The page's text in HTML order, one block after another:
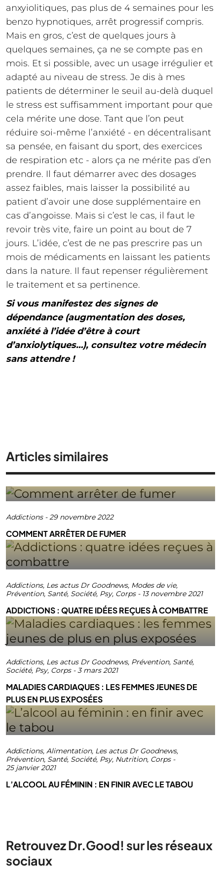
anxyiolitiques, pas plus de 4 semaines pour les
benzo hypnotiques, arrêt progressif compris.
Mais en gros, c’est de quelques jours à
quelques semaines, ça ne se compte pas en
mois. Et si possible, avec un usage irrégulier et
adapté au niveau de stress. Je dis à mes
patients de déterminer le seuil au-delà duquel
le stress est suffisamment important pour que
cela mérite une dose. Tant que l’on peut
réduire soi-même l’anxiété - en décentralisant
sa pensée, en faisant du sport, des exercices
de respiration etc - alors ça ne mérite pas d’en
prendre. Il faut démarrer avec des dosages
assez faibles, mais laisser la possibilité au
patient d’avoir une dose supplémentaire en
cas d’angoisse. Mais si c’est le cas, il faut le
revoir très vite, faire un point au bout de 7
jours. L’idée, c’est de ne pas prescrire pas un
mois de médicaments en laissant les patients
dans la nature. Il faut repenser régulièrement
le traitement et sa pertinence.
Si vous manifestez des signes de
dépendance (augmentation des doses,
anxiété à l’idée d’être à court
d’anxiolytiques…), consultez votre médecin
sans attendre !
Articles similaires
Addictions-29 novembre 2022
COMMENT ARRÊTER DE FUMER
Addictions, Les actus Dr Goodnews, Modes de vie,
Prévention, Santé, Société, Psy, Corps- 13 novembre 2021
ADDICTIONS : QUATRE IDÉES REÇUES À COMBATTRE
Addictions, Les actus Dr Goodnews, Prévention, Santé,
Société, Psy, Corps-3 mars 2021
MALADIES CARDIAQUES : LES FEMMES JEUNES DE
PLUS EN PLUS EXPOSÉES
Addictions, Alimentation, Les actus Dr Goodnews,
Prévention, Santé, Société, Psy, Nutrition, Corps-
25 janvier 2021
L’ALCOOL AU FÉMININ : EN FINIR AVEC LE TABOU
Retrouvez Dr.Good! sur les réseaux
sociaux